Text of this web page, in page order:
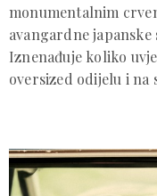
monumentalnim
avangardne
Iznenađuje koliko
oversized odijelu i na